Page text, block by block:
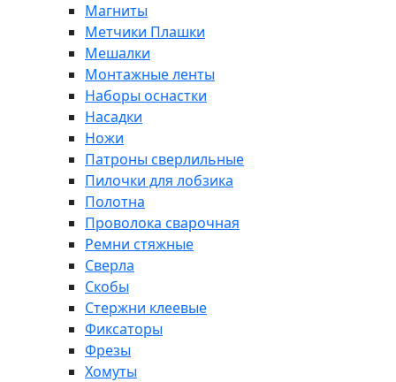
Магниты
Метчики Плашки
Мешалки
Монтажные ленты
Наборы оснастки
Насадки
Ножи
Патроны сверлильные
Пилочки для лобзика
Полотна
Проволока сварочная
Ремни стяжные
Сверла
Скобы
Стержни клеевые
Фиксаторы
Фрезы
Хомуты